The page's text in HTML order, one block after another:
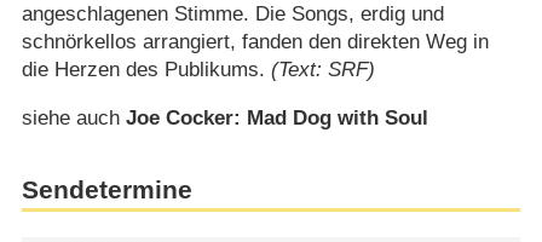
angeschlagenen Stimme. Die Songs, erdig und
schnörkellos arrangiert, fanden den direkten Weg in
die Herzen des Publikums. (Text: SRF)
siehe auch Joe Cocker: Mad Dog with Soul
Sendetermine